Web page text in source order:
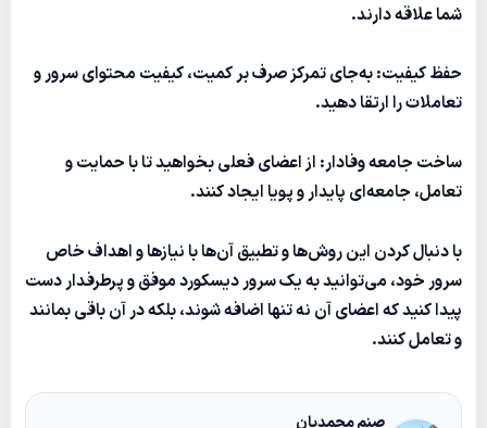
شما علاقه دارند.
حفظ کیفیت: به‌جای تمرکز صرف بر کمیت، کیفیت محتوای سرور و
تعاملات را ارتقا دهید.
ساخت جامعه وفادار: از اعضای فعلی بخواهید تا با حمایت و
تعامل، جامعه‌ای پایدار و پویا ایجاد کنند.
با دنبال کردن این روش‌ها و تطبیق آن‌ها با نیازها و اهداف خاص
سرور خود، می‌توانید به یک سرور دیسکورد موفق و پرطرفدار دست
پیدا کنید که اعضای آن نه تنها اضافه شوند، بلکه در آن باقی بمانند
و تعامل کنند.
صنم محمدیان